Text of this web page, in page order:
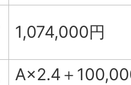
1,074,000円
A×2.4＋